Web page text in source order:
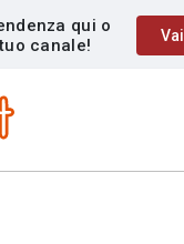
qui o
canale!
Vai